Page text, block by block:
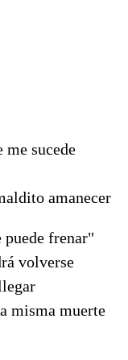
sucede
amanecer
puede frenar"
volverse
misma muerte